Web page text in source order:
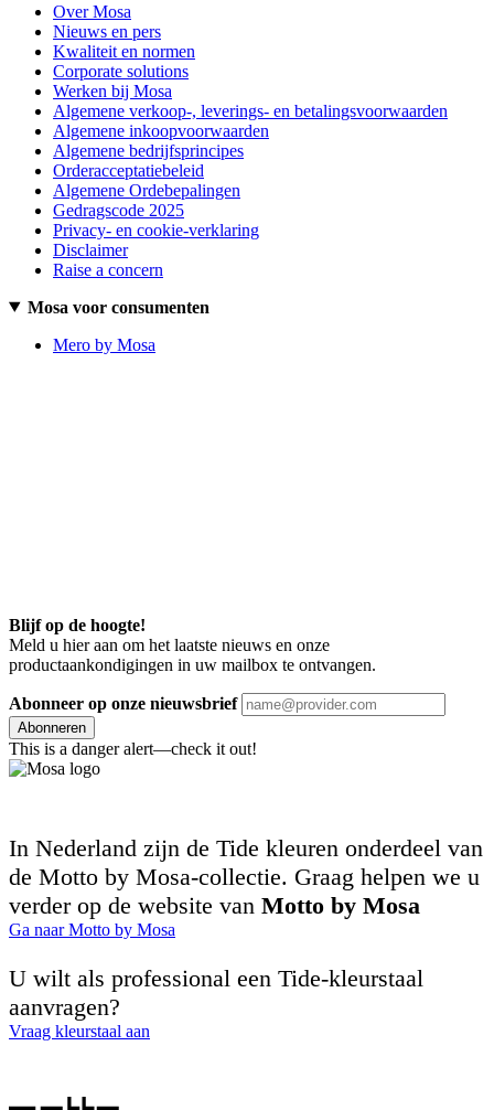
Over Mosa
Nieuws en pers
Kwaliteit en normen
Corporate solutions
Werken bij Mosa
Algemene verkoop-, leverings- en betalingsvoorwaarden
Algemene inkoopvoorwaarden
Algemene bedrijfsprincipes
Orderacceptatiebeleid
Algemene Ordebepalingen
Gedragscode 2025
Privacy- en cookie-verklaring
Disclaimer
Raise a concern
Mosa voor consumenten
Mero by Mosa
Blijf op de hoogte!
Meld u hier aan om het laatste nieuws en onze
productaankondigingen in uw mailbox te ontvangen.
Abonneer op onze nieuwsbrief
Abonneren
This is a danger alert—check it out!
In Nederland zijn de Tide kleuren onderdeel van
de Motto by Mosa-collectie. Graag helpen we u
verder op de website van Motto by Mosa
Ga naar Motto by Mosa
U wilt als professional een Tide-kleurstaal
aanvragen?
Vraag kleurstaal aan